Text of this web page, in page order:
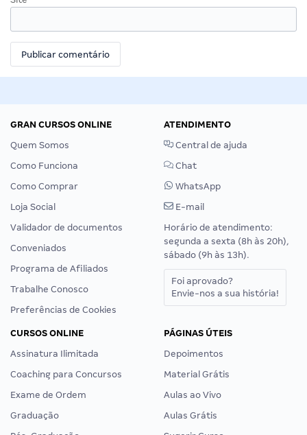
GRAN CURSOS ONLINE
Quem Somos
Como Funciona
Como Comprar
Loja Social
Validador de documentos
Conveniados
Programa de Afiliados
Trabalhe Conosco
Preferências de Cookies
ATENDIMENTO
Central de ajuda
Chat
WhatsApp
E-mail
Horário de atendimento:
segunda a sexta (8h às 20h),
sábado (9h às 13h).
Foi aprovado?
Envie-nos a sua história!
CURSOS ONLINE
Assinatura Ilimitada
Coaching para Concursos
Exame de Ordem
Graduação
PÁGINAS ÚTEIS
Depoimentos
Material Grátis
Aulas ao Vivo
Aulas Grátis